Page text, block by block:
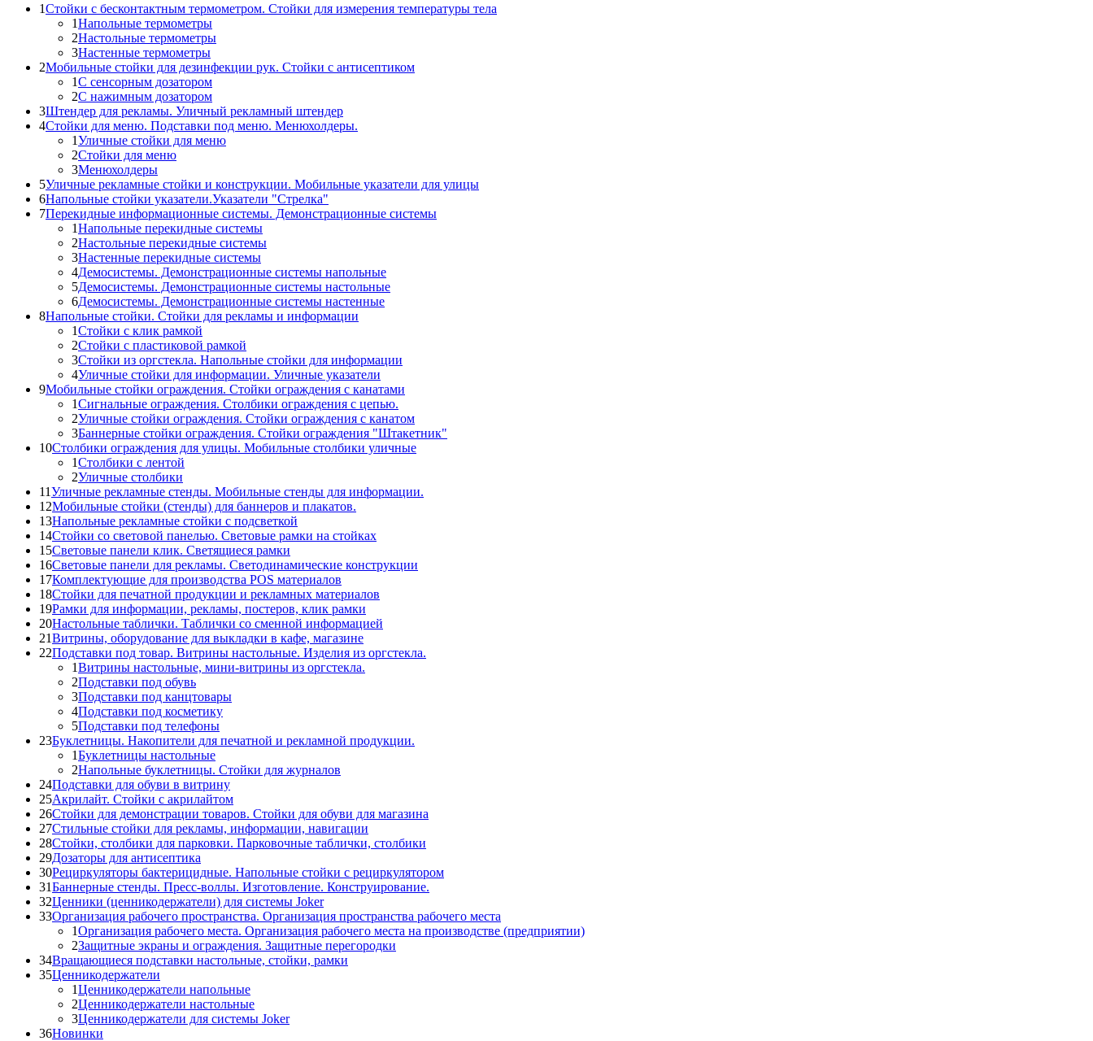
1Стойки с бесконтактным термометром. Стойки для измерения температуры тела
1Напольные термометры
2Настольные термометры
3Настенные термометры
2Мобильные стойки для дезинфекции рук. Стойки с антисептиком
1С сенсорным дозатором
2С нажимным дозатором
3Штендер для рекламы. Уличный рекламный штендер
4Стойки для меню. Подставки под меню. Менюхолдеры.
1Уличные стойки для меню
2Стойки для меню
3Менюхолдеры
5Уличные рекламные стойки и конструкции. Мобильные указатели для улицы
6Напольные стойки указатели.Указатели "Стрелка"
7Перекидные информационные системы. Демонстрационные системы
1Напольные перекидные системы
2Настольные перекидные системы
3Настенные перекидные системы
4Демосистемы. Демонстрационные системы напольные
5Демосистемы. Демонстрационные системы настольные
6Демосистемы. Демонстрационные системы настенные
8Напольные стойки. Стойки для рекламы и информации
1Стойки с клик рамкой
2Стойки с пластиковой рамкой
3Стойки из оргстекла. Напольные стойки для информации
4Уличные стойки для информации. Уличные указатели
9Мобильные стойки ограждения. Стойки ограждения с канатами
1Сигнальные ограждения. Столбики ограждения с цепью.
2Уличные стойки ограждения. Стойки ограждения с канатом
3Баннерные стойки ограждения. Стойки ограждения "Штакетник"
10Столбики ограждения для улицы. Мобильные столбики уличные
1Столбики с лентой
2Уличные столбики
11Уличные рекламные стенды. Мобильные стенды для информации.
12Мобильные стойки (стенды) для баннеров и плакатов.
13Напольные рекламные стойки с подсветкой
14Стойки со световой панелью. Световые рамки на стойках
15Световые панели клик. Светящиеся рамки
16Световые панели для рекламы. Светодинамические конструкции
17Комплектующие для производства POS материалов
18Стойки для печатной продукции и рекламных материалов
19Рамки для информации, рекламы, постеров, клик рамки
20Настольные таблички. Таблички со сменной информацией
21Витрины, оборудование для выкладки в кафе, магазине
22Подставки под товар. Витрины настольные. Изделия из оргстекла.
1Витрины настольные, мини-витрины из оргстекла.
2Подставки под обувь
3Подставки под канцтовары
4Подставки под косметику
5Подставки под телефоны
23Буклетницы. Накопители для печатной и рекламной продукции.
1Буклетницы настольные
2Напольные буклетницы. Стойки для журналов
24Подставки для обуви в витрину
25Акрилайт. Стойки с акрилайтом
26Стойки для демонстрации товаров. Стойки для обуви для магазина
27Стильные стойки для рекламы, информации, навигации
28Стойки, столбики для парковки. Парковочные таблички, столбики
29Дозаторы для антисептика
30Рециркуляторы бактерицидные. Напольные стойки с рециркулятором
31Баннерные стенды. Пресс-воллы. Изготовление. Конструирование.
32Ценники (ценникодержатели) для системы Joker
33Организация рабочего пространства. Организация пространства рабочего места
1Организация рабочего места. Организация рабочего места на производстве (предприятии)
2Защитные экраны и ограждения. Защитные перегородки
34Вращающиеся подставки настольные, стойки, рамки
35Ценникодержатели
1Ценникодержатели напольные
2Ценникодержатели настольные
3Ценникодержатели для системы Joker
36Новинки